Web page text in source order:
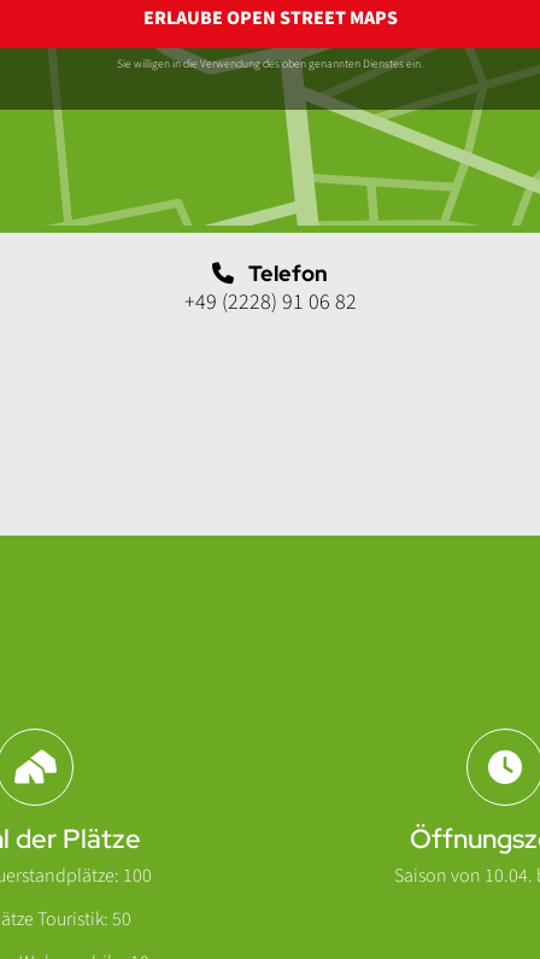
ERLAUBE OPEN STREET MAPS
Sie willigen in die Verwendung des oben genannten Dienstes ein.
Telefon
+49 (2228) 91 06 82
der Plätze
100
Touristik: 50
Saison von 10.04.